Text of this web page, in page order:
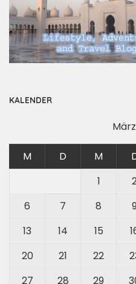
KALENDER
M D M
1
6
7 8 9
13
14 15
20
21 22
27
28 29